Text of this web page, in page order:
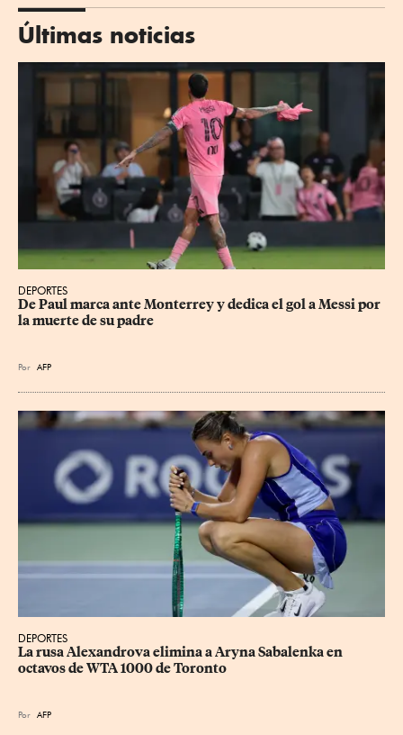
Últimas noticias
DEPORTES
De Paul marca ante Monterrey y dedica el gol a Messi por
la muerte de su padre
Por AFP
DEPORTES
La rusa Alexandrova elimina a Aryna Sabalenka en
octavos de WTA 1000 de Toronto
Por AFP